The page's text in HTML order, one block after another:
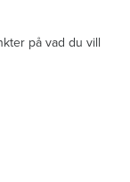
på vad du vill